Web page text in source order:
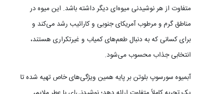
متفاوت از هر نوشیدنی میوه‌ای دیگر داشته باشد. این میوه در
مناطق گرم و مرطوب آمریکای جنوبی و کارائیب رشد می‌کند و
برای کسانی که به دنبال طعم‌های کمیاب و غیرتکراری هستند،
انتخابی جذاب محسوب می‌شود.
آبمیوه سورسوپ بلوتن بر پایه همین ویژگی‌های خاص تهیه شده تا